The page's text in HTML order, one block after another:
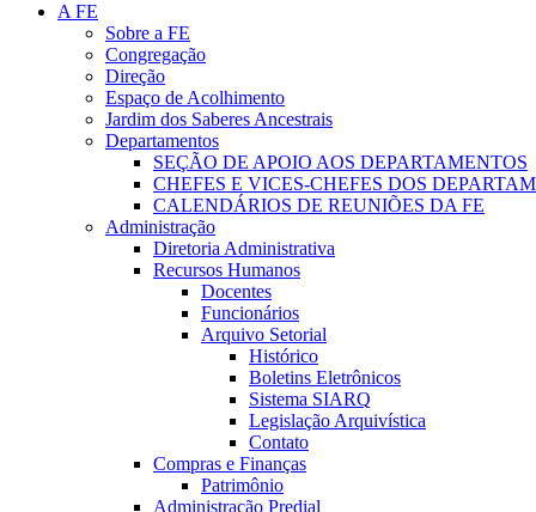
A FE
Sobre a FE
Congregação
Direção
Espaço de Acolhimento
Jardim dos Saberes Ancestrais
Departamentos
SEÇÃO DE APOIO AOS DEPARTAMENTOS
CHEFES E VICES-CHEFES DOS
CALENDÁRIOS DE REUNIÕES DA FE
Administração
Diretoria Administrativa
Recursos Humanos
Docentes
Funcionários
Arquivo Setorial
Histórico
Boletins Eletrônicos
Sistema SIARQ
Legislação Arquivística
Contato
Compras e Finanças
Patrimônio
Administração Predial